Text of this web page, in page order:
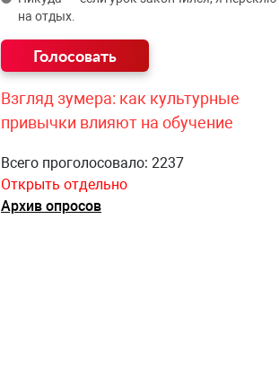
на отдых.
Взгляд зумера: как культурные
привычки влияют на обучение
Всего проголосовало: 2237
Открыть отдельно
Архив опросов